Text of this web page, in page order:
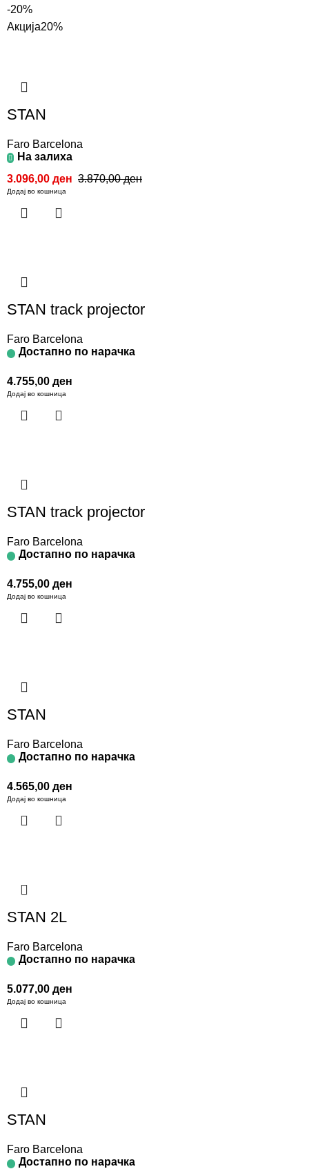
-20%
Акција20%
STAN
Faro Barcelona
На залиха
3.870,00ден
3.096,00 ден
Додај во кошница
STAN track projector
Faro Barcelona
Достапно по нарачка
4.755,00 ден
Додај во кошница
STAN track projector
Faro Barcelona
Достапно по нарачка
4.755,00 ден
Додај во кошница
STAN
Faro Barcelona
Достапно по нарачка
4.565,00 ден
Додај во кошница
STAN 2L
Faro Barcelona
Достапно по нарачка
5.077,00 ден
Додај во кошница
STAN
Faro Barcelona
Достапно по нарачка